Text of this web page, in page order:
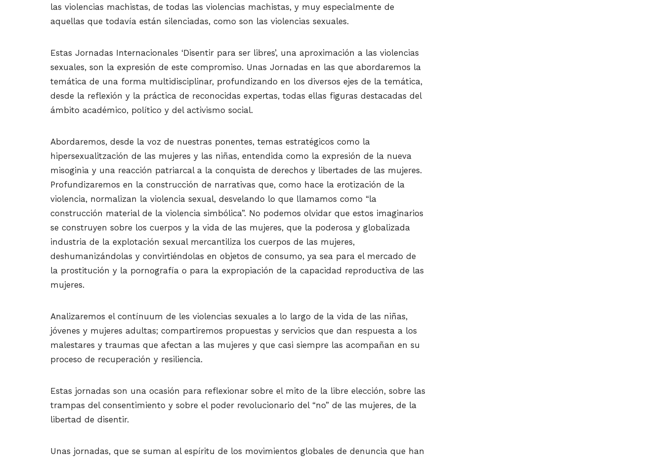
las violencias machistas, de todas las violencias machistas, y muy especialmente de
aquellas que todavía están silenciadas, como son las violencias sexuales.
Estas Jornadas Internacionales ‘Disentir para ser libres’, una aproximación a las violencias
sexuales, son la expresión de este compromiso. Unas Jornadas en las que abordaremos la
temática de una forma multidisciplinar, profundizando en los diversos ejes de la temática,
desde la reflexión y la práctica de reconocidas expertas, todas ellas figuras destacadas del
ámbito académico, político y del activismo social.
Abordaremos, desde la voz de nuestras ponentes, temas estratégicos como la
hipersexualitzación de las mujeres y las niñas, entendida como la expresión de la nueva
misoginia y una reacción patriarcal a la conquista de derechos y libertades de las mujeres.
Profundizaremos en la construcción de narrativas que, como hace la erotización de la
violencia, normalizan la violencia sexual, desvelando lo que llamamos como “la
construcción material de la violencia simbólica”. No podemos olvidar que estos imaginarios
se construyen sobre los cuerpos y la vida de las mujeres, que la poderosa y globalizada
industria de la explotación sexual mercantiliza los cuerpos de las mujeres,
deshumanizándolas y convirtiéndolas en objetos de consumo, ya sea para el mercado de
la prostitución y la pornografía o para la expropiación de la capacidad reproductiva de las
mujeres.
Analizaremos el contínuum de les violencias sexuales a lo largo de la vida de las niñas,
jóvenes y mujeres adultas; compartiremos propuestas y servicios que dan respuesta a los
malestares y traumas que afectan a las mujeres y que casi siempre las acompañan en su
proceso de recuperación y resiliencia.
Estas jornadas son una ocasión para reflexionar sobre el mito de la libre elección, sobre las
trampas del consentimiento y sobre el poder revolucionario del “no” de las mujeres, de la
libertad de disentir.
Unas jornadas, que se suman al espíritu de los movimientos globales de denuncia que han